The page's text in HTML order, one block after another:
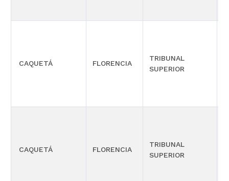
CAQUETÁ FLORENCIA
TRIBUNAL
SUPERIOR
CAQUETÁ FLORENCIA
TRIBUNAL
SUPERIOR